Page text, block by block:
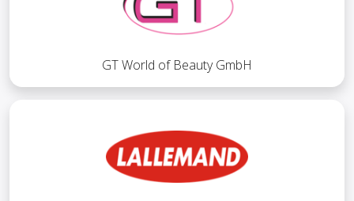
GT World of Beauty GmbH